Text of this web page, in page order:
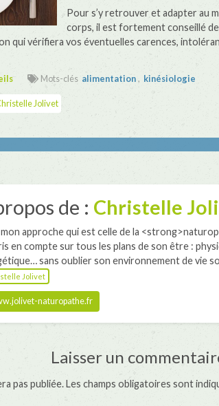
Pour s’y retrouver et adapter au
corps, il est fortement conseillé
qui vérifiera vos éventuelles carences,
Mots-clés alimentation, kinésiologie
Jolivet
de : Christelle
approche qui est celle de la
en compte sur tous les plans de son être :
sans oublier son environnement de vie
Jolivet
naturopathe.fr
Laisser un
pas publiée.Les champs obligatoires sont